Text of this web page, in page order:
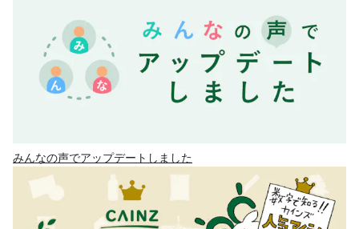
みんなの声でアップデートしました